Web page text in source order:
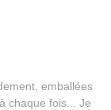
emballées
chaque fois... Je